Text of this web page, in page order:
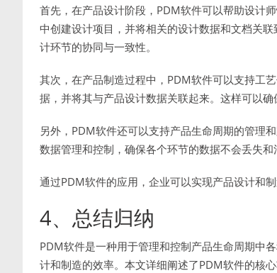
首先，在产品设计阶段，PDM软件可以帮助设计
中创建设计项目，并将相关的设计数据和文档关
计环节的协同与一致性。
其次，在产品制造过程中，PDM软件可以支持工
据，并将其与产品设计数据关联起来。这样可以
另外，PDM软件还可以支持产品生命周期的管理
数据管理和控制，确保各个环节的数据不会丢失和
通过PDM软件的应用，企业可以实现产品设计和
4、总结归纳
PDM软件是一种用于管理和控制产品生命周期中
计和制造的效率。本文详细阐述了PDM软件的核